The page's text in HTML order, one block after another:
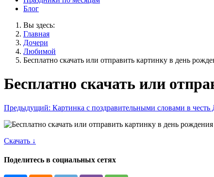
Блог
Вы здесь:
Главная
Дочери
Любимой
Бесплатно скачать или отправить картинку в день
Бесплатно скачать или
Предыдущий: Картинка с поздравительными словами в
Скачать ↓
Поделитесь в социальных сетях